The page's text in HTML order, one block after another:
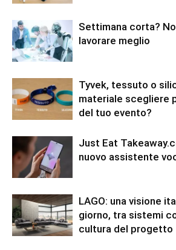
Settimana corta?
lavorare meglio
Tyvek, tessuto o
materiale scegliere
del tuo evento?
Just Eat
nuovo assistente
LAGO: una visione
giorno, tra sistemi
cultura del progetto